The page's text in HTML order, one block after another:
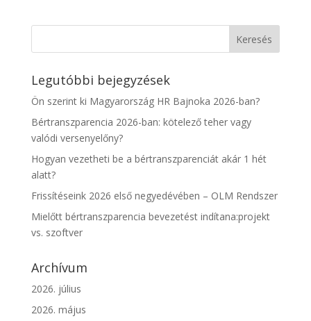
Legutóbbi bejegyzések
Ön szerint ki Magyarország HR Bajnoka 2026-ban?
Bértranszparencia 2026-ban: kötelező teher vagy
valódi versenyelőny?
Hogyan vezetheti be a bértranszparenciát akár 1 hét
alatt?
Frissítéseink 2026 első negyedévében – OLM Rendszer
Mielőtt bértranszparencia bevezetést indítana:projekt
vs. szoftver
Archívum
2026. július
2026. május